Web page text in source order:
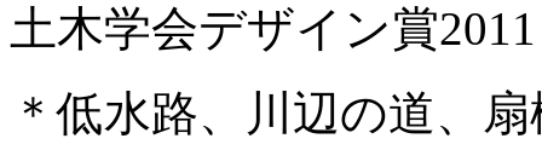
土木学会デザイン賞
＊低水路、川辺の道、